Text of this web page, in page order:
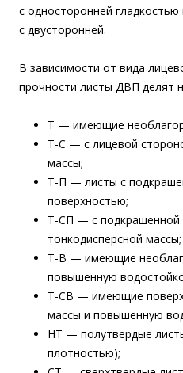
с односторонней
с двусторонней.
В зависимости от вида
прочности листы ДВП делят
Т — имеющие
Т-С — с лицевой
массы;
Т-П — листы с
поверхностью;
Т-СП — с подкрашенной
тонкодисперсной массы;
Т-В — имеющие
повышенную
Т-СВ — имеющие
массы и повышенную
НТ — полутвердые
плотностью);